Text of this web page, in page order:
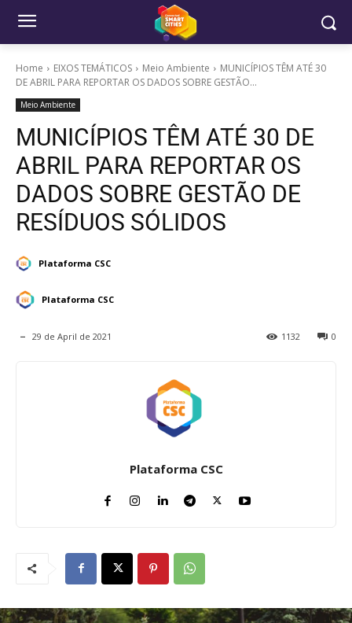
Home EIXOS TEMÁTICOS Meio Ambiente
MUNICÍPIOS TÊM ATÉ 30
DE ABRIL PARA REPORTAR OS DADOS SOBRE GESTÃO...
Meio Ambiente
MUNICÍPIOS TÊM ATÉ 30 DE
ABRIL PARA REPORTAR OS
DADOS SOBRE GESTÃO DE
RESÍDUOS SÓLIDOS
Plataforma CSC
Plataforma CSC
29 de April de 2021 0
1132
Plataforma CSC